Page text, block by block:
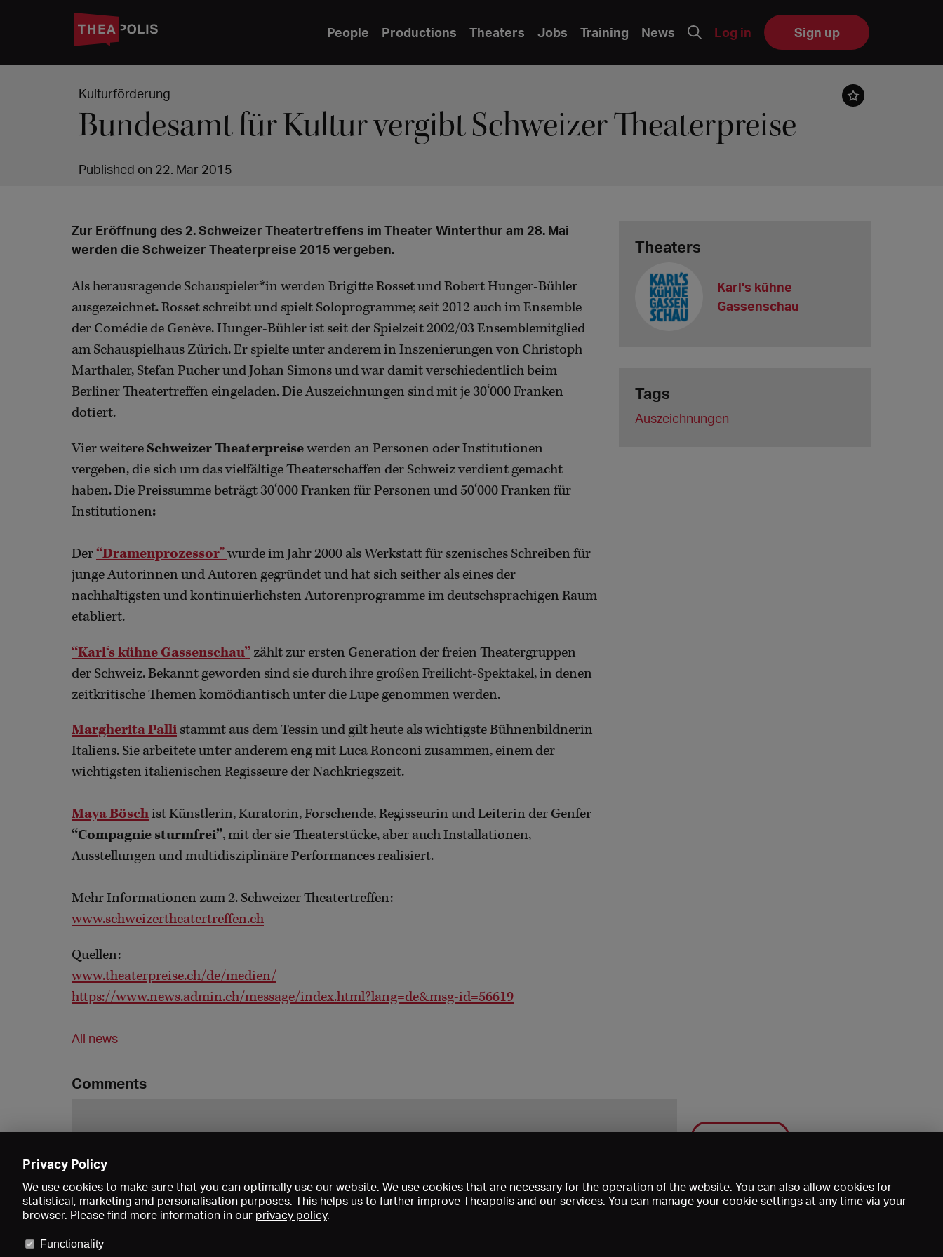
People Productions Theaters Jobs Training News Log in Sign up
Kulturförderung
Bundesamt für Kultur vergibt Schweizer Theaterpreise
Published on 22. Mar 2015
Zur Eröffnung des 2. Schweizer Theatertreffens im Theater Winterthur am 28. Mai
werden die Schweizer Theaterpreise 2015 vergeben.
Als herausragende Schauspieler*in werden Brigitte Rosset und Robert Hunger-Bühler
ausgezeichnet. Rosset schreibt und spielt Soloprogramme; seit 2012 auch im Ensemble
der Comédie de Genève. Hunger-Bühler ist seit der Spielzeit 2002/03 Ensemblemitglied
am Schauspielhaus Zürich. Er spielte unter anderem in Inszenierungen von Christoph
Marthaler, Stefan Pucher und Johan Simons und war damit verschiedentlich beim
Berliner Theatertreffen eingeladen. Die Auszeichnungen sind mit je 30‘000 Franken
dotiert.
Vier weitere Schweizer Theaterpreisewerden an Personen oder Institutionen
vergeben, die sich um das vielfältige Theaterschaffen der Schweiz verdient gemacht
haben. Die Preissumme beträgt 30‘000 Franken für Personen und 50‘000 Franken für
Institutionen:
Der“Dramenprozessor”wurde im Jahr 2000 als Werkstatt für szenisches Schreiben für
junge Autorinnen und Autoren gegründet und hat sich seither als eines der
nachhaltigsten und kontinuierlichsten Autorenprogramme im deutschsprachigen Raum
etabliert.
“Karl‘s kühne Gassenschau” zählt zur ersten Generation der freien Theatergruppen
der Schweiz. Bekannt geworden sind sie durch ihre großen Freilicht-Spektakel, in denen
zeitkritische Themen komödiantisch unter die Lupe genommen werden.
Margherita Palli stammt aus dem Tessin und gilt heute als wichtigste Bühnenbildnerin
Italiens. Sie arbeitete unter anderem eng mit Luca Ronconi zusammen, einem der
wichtigsten italienischen Regisseure der Nachkriegszeit.
Maya Böschist Künstlerin, Kuratorin, Forschende, Regisseurin und Leiterin der Genfer
“Compagnie sturmfrei”, mit der sie Theaterstücke, aber auch Installationen,
Ausstellungen und multidisziplinäre Performances realisiert.
Mehr Informationen zum 2. Schweizer Theatertreffen:
www.schweizertheatertreffen.ch
Quellen:
www.theaterpreise.ch/de/medien/
https://www.news.admin.ch/message/index.html?lang=de&msg-id=56619
All news
Theaters
Karl's kühne
Gassenschau
Tags
Auszeichnungen
Comments
Save
Privacy Policy
We use cookies to make sure that you can optimally use our website. We use cookies that are necessary for the operation of the website. You can also allow cookies for
statistical, marketing and personalisation purposes. This helps us to further improve Theapolis and our services. You can manage your cookie settings at any time via your
browser. Please find more information in our privacy policy.
Functionality